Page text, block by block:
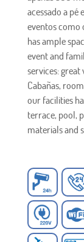
acessado a pé
eventos como
has ample
event and
services:
Cabañas,
our facilities
terrace, pool,
materials and